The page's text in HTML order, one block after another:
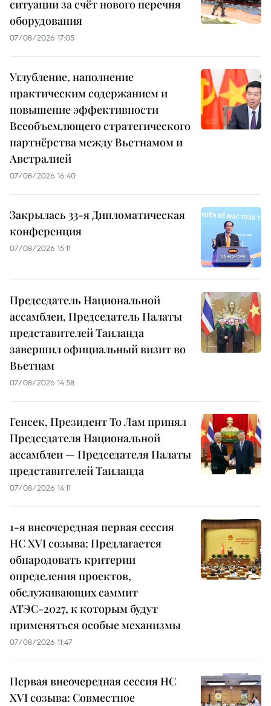
ситуации за счёт нового перечня
оборудования
07/08/2026 17:05
Углубление, наполнение
практическим содержанием и
повышение эффективности
Всеобъемлющего стратегического
партнёрства между Вьетнамом и
Австралией
07/08/2026 16:40
Закрылась 33-я Дипломатическая
конференция
07/08/2026 15:11
Председатель Национальной
ассамблеи, Председатель Палаты
представителей Таиланда
завершил официальный визит во
Вьетнам
07/08/2026 14:58
Генсек, Президент То Лам принял
Председателя Национальной
ассамблеи — Председателя Палаты
представителей Таиланда
07/08/2026 14:11
1-я внеочередная первая сессия
НС XVI созыва: Предлагается
обнародовать критерии
определения проектов,
обслуживающих саммит
АТЭС-2027, к которым будут
применяться особые механизмы
07/08/2026 11:47
Первая внеочередная сессия НС
XVI созыва: Совместное